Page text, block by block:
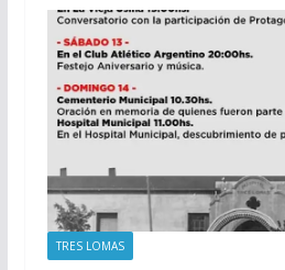
TRES LOMAS